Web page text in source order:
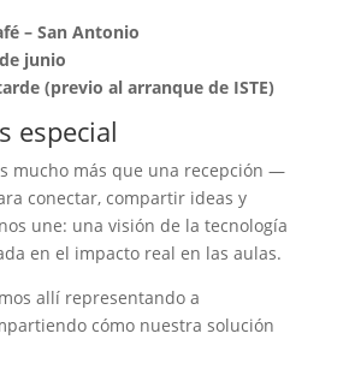
– San Antonio
junio
(previo al arranque de ISTE)
especial
mucho más que una recepción —
conectar, compartir ideas y
une: una visión de la tecnología
en el impacto real en las aulas.
allí representando a
cómo nuestra solución